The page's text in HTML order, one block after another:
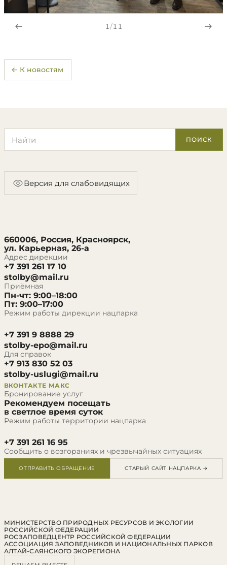
1/11
← К новостям
ПОИСК
Версия для слабовидящих
660006, Россия, Красноярск,
ул. Карьерная, 26-а
Адрес дирекции
+7 391 261 17 10
stolby@mail.ru
Приёмная
Пн-чт: 9:00–18:00
Пт: 9:00–17:00
Режим работы дирекции нацпарка
+7 391 9 8888 29
stolby-epo@mail.ru
Для справок
+7 913 830 52 03
stolby-uslugi@mail.ru
ВКОНТАКТЕ МАКС
Бронирование услуг
Рекомендуем посещать
в светлое время суток
Режим работы территории нацпарка
+7 391 261 16 95
Сообщить о возгораниях и чрезвычайных ситуациях
ОТПРАВИТЬ ОБРАЩЕНИЕ СТАРЫЙ САЙТ НАЦПАРКА →
МИНИСТЕРСТВО ПРИРОДНЫХ РЕСУРСОВ И ЭКОЛОГИИ
РОССИЙСКОЙ ФЕДЕРАЦИИ
РОСЗАПОВЕДЦЕНТР РОССИЙСКОЙ ФЕДЕРАЦИИ
АССОЦИАЦИЯ ЗАПОВЕДНИКОВ И НАЦИОНАЛЬНЫХ ПАРКОВ
АЛТАЙ-САЯНСКОГО ЭКОРЕГИОНА